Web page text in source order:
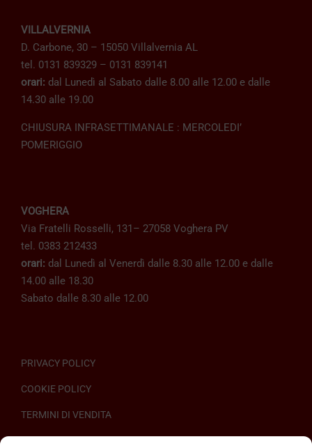
VILLALVERNIA
D. Carbone, 30 – 15050 Villalvernia AL
tel. 0131 839329 – 0131 839141
orari: dal Lunedì al Sabato dalle 8.00 alle 12.00 e dalle
14.30 alle 19.00
CHIUSURA INFRASETTIMANALE : MERCOLEDI’
POMERIGGIO
VOGHERA
Via Fratelli Rosselli, 131– 27058 Voghera PV
tel. 0383 212433
orari: dal Lunedì al Venerdì dalle 8.30 alle 12.00 e dalle
14.00 alle 18.30
Sabato dalle 8.30 alle 12.00
PRIVACY POLICY
COOKIE POLICY
TERMINI DI VENDITA